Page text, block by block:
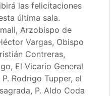
las felicitaciones
última sala.
Arzobispo de
Vargas, Obispo
Contreras,
El Vicario General
Rodrigo Tupper, el
P. Aldo Coda